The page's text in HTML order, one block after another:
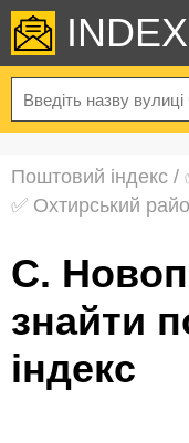
Поштовий індекс /
✅ Охтирський
с. Новопостроєне
знайти
індекс